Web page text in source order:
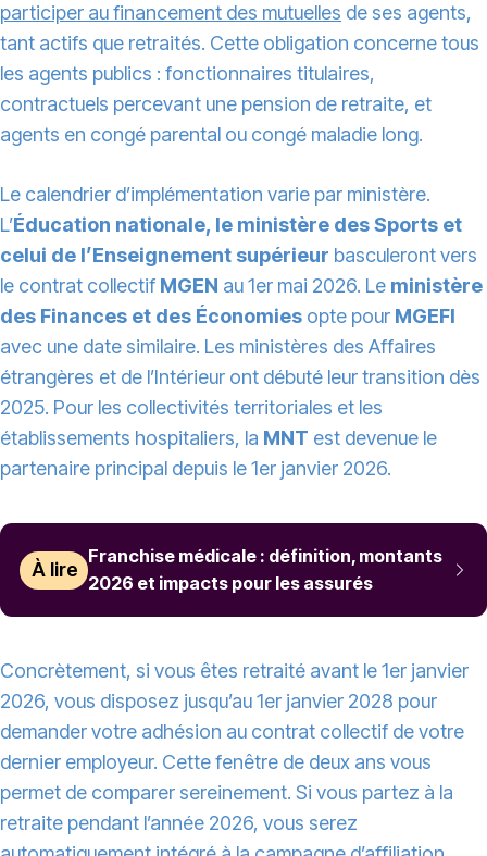
participer au financement des mutuelles de ses agents,
tant actifs que retraités. Cette obligation concerne tous
les agents publics : fonctionnaires titulaires,
contractuels percevant une pension de retraite, et
agents en congé parental ou congé maladie long.
Le calendrier d’implémentation varie par ministère.
L’Éducation nationale, le ministère des Sports et
celui de l’Enseignement supérieur basculeront vers
le contrat collectif MGEN au 1er mai 2026. Le ministère
des Finances et des Économies opte pour MGEFI
avec une date similaire. Les ministères des Affaires
étrangères et de l’Intérieur ont débuté leur transition dès
2025. Pour les collectivités territoriales et les
établissements hospitaliers, la MNT est devenue le
partenaire principal depuis le 1er janvier 2026.
À lire
Franchise médicale : définition, montants
2026 et impacts pour les assurés
Concrètement, si vous êtes retraité avant le 1er janvier
2026, vous disposez jusqu’au 1er janvier 2028 pour
demander votre adhésion au contrat collectif de votre
dernier employeur. Cette fenêtre de deux ans vous
permet de comparer sereinement. Si vous partez à la
retraite pendant l’année 2026, vous serez